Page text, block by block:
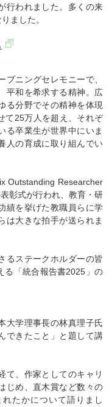
行われました。多くの来
ました。
ニングセレモニーで、
平和を希求する精神。広
る分野でその精神を体現
て25万人を超え、それぞ
る卒業生が世界中にいま
人の育成に取り組んでい
Outstanding Researcher
彰式が行われ、教育・研
績を挙げた教職員らに学
は大きな拍手が送られま
るステークホルダーの皆
る「統合報告書2025」の
大学理事長の林真理子氏
できたこと」と題して講
て、作家としてのキャリ
じめ、直木賞など数々の
たかについて語りまし